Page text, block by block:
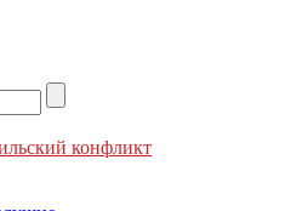
конфликт